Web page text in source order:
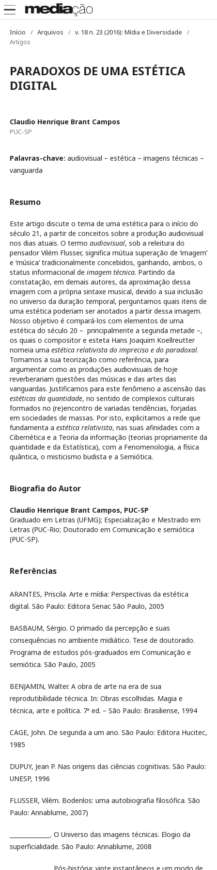
Início / Arquivos / v. 18 n. 23 (2016): Mídia e Diversidade
/
Artigos
PARADOXOS DE UMA ESTÉTICA
DIGITAL
Claudio Henrique Brant Campos
PUC-SP
Palavras-chave: audiovisual – estética – imagens técnicas –
vanguarda
Resumo
Este artigo discute o tema de uma estética para o início do
século 21, a partir de conceitos sobre a produção audiovisual
nos dias atuais. O termo audiovisual, sob a releitura do
pensador Vilém Flusser, significa mútua superação de ‘imagem’
e ‘música’ tradicionalmente concebidos, ganhando, ambos, o
status informacional de imagem técnica. Partindo da
constatação, em demais autores, da aproximação dessa
imagem com a própria sintaxe musical, devido a sua inclusão
no universo da duração temporal, perguntamos quais itens de
uma estética poderiam ser anotados a partir dessa imagem.
Nosso objetivo é compará-los com elementos de uma
estética do século 20 – principalmente a segunda metade –,
os quais o compositor e esteta Hans Joaquim Koellreutter
nomeia uma estética relativista do impreciso e do paradoxal.
Tomamos a sua teorização como referência, para
argumentar como as produções audiovisuais de hoje
reverberariam questões das músicas e das artes das
vanguardas. Justificamos para este fenômeno a ascensão das
estéticas da quantidade, no sentido de complexos culturais
formados no (re)encontro de variadas tendências, forjadas
em sociedades de massas. Por isto, explicitamos a rede que
fundamenta a estética relativista, nas suas afinidades com a
Cibernética e a Teoria da informação (teorias propriamente da
quantidade e da Estatística), com a Fenomenologia, a física
quântica, o misticismo budista e a Semiótica.
Biografia do Autor
Claudio Henrique Brant Campos, PUC-SP
Graduado em Letras (UFMG); Especialização e Mestrado em
Letras (PUC-Rio; Doutorado em Comunicação e semiótica
(PUC-SP).
Referências
ARANTES, Priscila. Arte e mídia: Perspectivas da estética
digital. São Paulo: Editora Senac São Paulo, 2005
BASBAUM, Sérgio. O primado da percepção e suas
consequências no ambiente midiático. Tese de doutorado.
Programa de estudos pós-graduados em Comunicação e
semiótica. São Paulo, 2005
BENJAMIN, Walter. A obra de arte na era de sua
reprodutibilidade técnica. In: Obras escolhidas. Magia e
técnica, arte e política. 7ª ed. – São Paulo: Brasiliense, 1994
CAGE, John. De segunda a um ano. São Paulo: Editora Hucitec,
1985
DUPUY, Jean P. Nas origens das ciências cognitivas. São Paulo:
UNESP, 1996
FLUSSER, Vilém. Bodenlos: uma autobiografia filosófica. São
Paulo: Annablume, 2007)
______________. O Universo das imagens técnicas. Elogio da
superficialidade. São Paulo: Annablume, 2008